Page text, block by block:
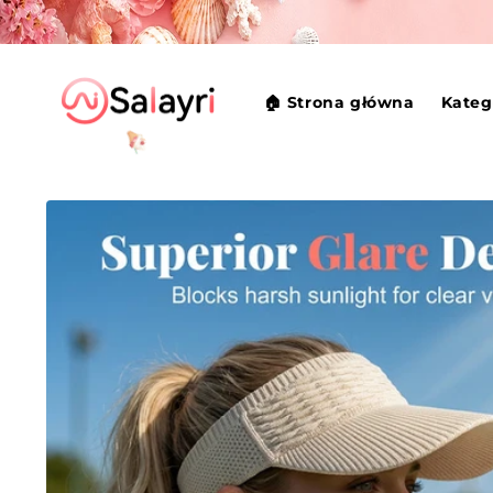
Przejdź
do
treści
🏠 Strona główna
aby
informacji
produkcie